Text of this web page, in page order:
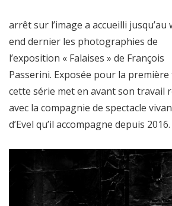
arrêt sur l’image a accueilli jusqu’au
end dernier les photographies de
l’exposition « Falaises » de François
Passerini. Exposée pour la première
cette série met en avant son travail
avec la compagnie de spectacle
d’Evel qu’il accompagne depuis 2016.